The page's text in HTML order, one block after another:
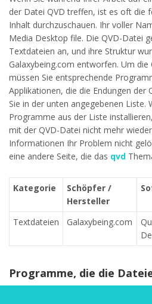
der Datei QVD treffen, ist es oft die
Inhalt durchzuschauen. Ihr voller
Media Desktop file. Die QVD-Datei
Textdateien an, und ihre Struktur
Galaxybeing.com entworfen. Um
müssen Sie entsprechende
Applikationen, die die Endungen der
Sie in der unten angegebenen Liste.
Programme aus der Liste
mit der QVD-Datei nicht mehr
Informationen Ihr Problem nicht
eine andere Seite, die das qvd
Kategorie
Schöpfer /
Hersteller
Textdateien Galaxybeing.com
Programme, die die